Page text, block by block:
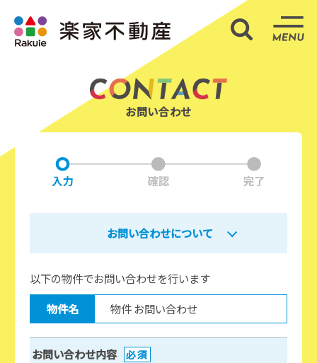
お問い合わせ
お問い合わせについて
以下の物件でお問い合わせを行います
物件名
物件 お問い合わせ
お問い合わせ内容 必須